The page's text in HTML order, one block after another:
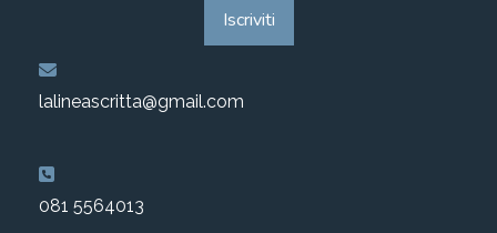
Iscriviti
lalineascritta@gmail.com
081 5564013